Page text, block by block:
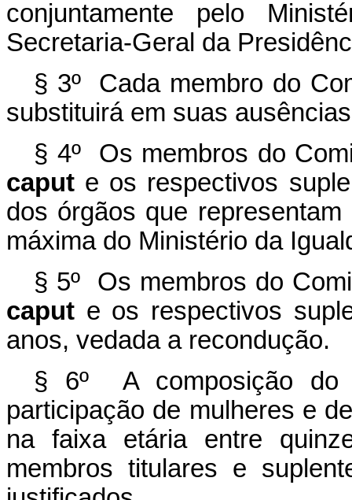
conjuntamente pelo
Secretaria-Geral da
§ 3º Cada membro do
substituirá em suas
§ 4º Os membros do
caput e os respectivos
dos órgãos que
máxima do Ministério da
§ 5º Os membros do
caput e os respectivos
anos, vedada a recondução.
§ 6º A composição do
participação de mulheres e
na faixa etária entre
membros titulares e